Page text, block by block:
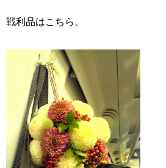
戦利品はこちら。